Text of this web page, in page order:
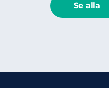
Se alla